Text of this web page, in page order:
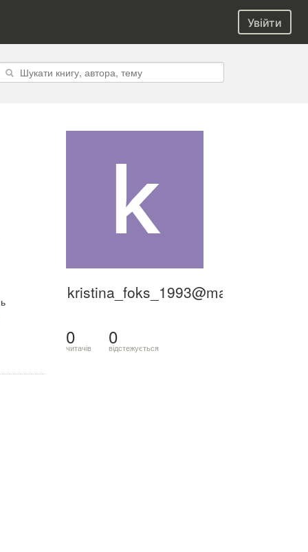
Увійти
kristina_foks_1993@mail.ru
0
читачів 0
відстежується